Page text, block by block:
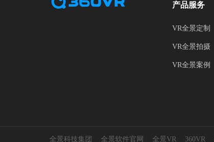
产品服务
VR全景定制
VR全景拍摄
VR全景案例
全景科技集团 全景软件官网 全景VR 360VR